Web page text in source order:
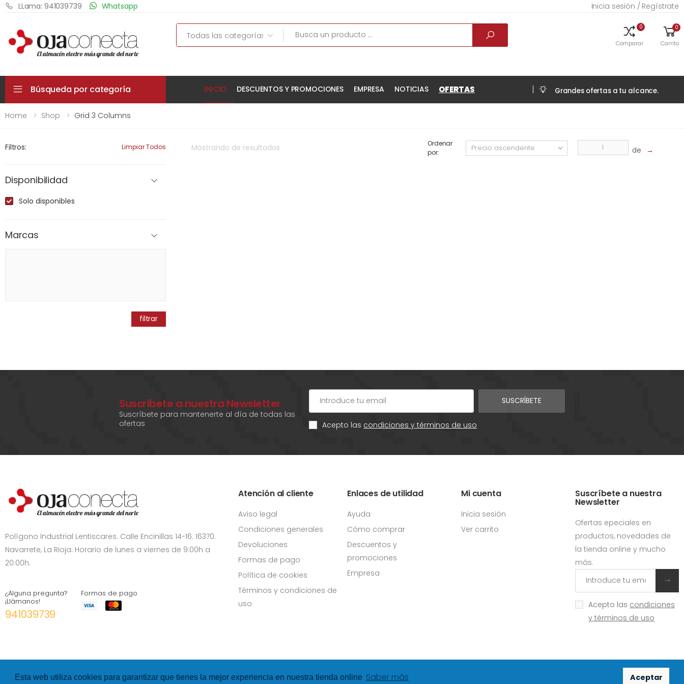
Esta web utiliza cookies para garantizar que tienes la mejor experiencia en nuestra tienda online Saber más Aceptar
LLama: 941039739 Whatsapp Inicia sesión / Regístrate
Search 0
Comparar
0
Carrito
Búsqueda por categoría INICIO DESCUENTOS Y PROMOCIONES EMPRESA NOTICIAS OFERTAS Grandes ofertas a tu alcance.
Home Shop Grid 3 Columns
Mostrando de resultados
Ordenar
por:
de →
Filtros: Limpiar Todos
Disponibilidad
Solo disponibles
Marcas
filtrar
Suscríbete a nuestra Newsletter
Suscríbete para mantenerte al día de todas las
ofertas
SUSCRÍBETE
Acepto las condiciones y términos de uso
Polígono Industrial Lentiscares. Calle Encinillas 14-16. 16370.
Navarrete, La Rioja. Horario de lunes a viernes de 9:00h a
20:00h.
¿Alguna pregunta?
¡Llámanos!
941039739
Formas de pago
Atención al cliente
Aviso legal
Condiciones generales
Devoluciones
Formas de pago
Política de cookies
Términos y condiciones de
uso
Enlaces de utilidad
Ayuda
Cómo comprar
Descuentos y
promociones
Empresa
Mi cuenta
Inicia sesión
Ver carrito
Suscríbete a nuestra
Newsletter
Ofertas epeciales en
productos, novedades de
la tienda online y mucho
más.
Acepto las condiciones
y términos de uso
Hexer- All rights Reserved